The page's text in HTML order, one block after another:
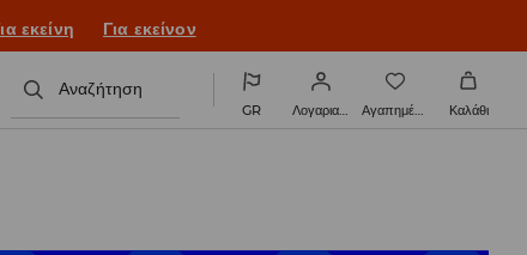
με νέο look! Για εκείνη
Αναζήτηση
GR Λογαριασμός Αγαπημένα Καλάθι